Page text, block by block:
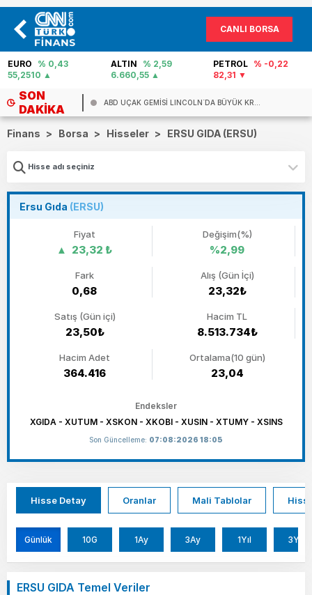
CANLI BORSA
EURO
% 0,43
55,2510
ALTIN
% 2,59
6.660,55
PETROL % -0,22
82,31
SON
DAKIKA
ABD UÇAK GEMİSİ LINCOLN`DA BÜYÜK KR...
Finans > Borsa > Hisseler > ERSU GIDA (ERSU)
Ersu Gıda (ERSU)
Fiyat
23,32 ₺
Değişim(%)
%2,99
Fark
0,68
Alış (Gün İçi)
23,32₺
Satış (Gün içi)
23,50₺
Hacim TL
8.513.734₺
Hacim Adet
364.416
Ortalama(10 gün)
23,04
Endeksler
XGIDA - XUTUM - XSKON - XKOBI - XUSIN - XTUMY - XSINS
Son Güncelleme: 07:08:2026 18:05
Hisse Detay Oranlar Mali Tablolar
Günlük 10G 1Ay 3Ay 1Yıl 3Yıl
ERSU GIDA Temel Veriler